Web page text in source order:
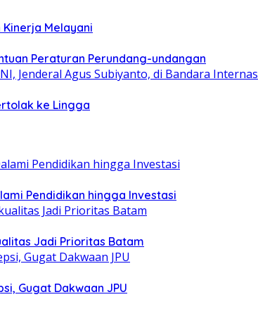
Melayani
Peraturan Perundang-undangan
ke Lingga
Pendidikan hingga Investasi
Jadi Prioritas Batam
Gugat Dakwaan JPU